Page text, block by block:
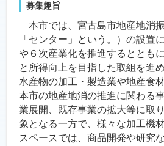
募集趣旨
本市では、宮古島市地産地消
「センター」という。）の設置
や６次産業化を推進するととも
と所得向上を目指した取組を進
水産物の加工・製造業や地産食
本市の地産地消の推進に関わる
業展開、既存事業の拡大等に取
象となる一方で、様々な加工機
スペースでは、商品開発や研究